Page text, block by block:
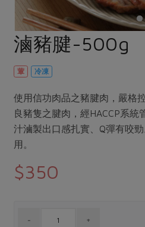
調味醬料/南北貨 烘
休閒零嘴 沖
保健食品
美妝保養 個
家庭清潔 織
日用品
防災用品
湯品．鍋物
漬物
主題食譜
異國料理
年菜食譜
更多當季產品
議題活動
主婦聯盟X樂齡網特約優惠案
2024農業發展計畫年度報告
更多議題活動
把最好的台灣味帶回家！
非基改運動 支
廢核運動 能
減添加物
公益金
更多議題
生活者e週報
硝酸鹽檢驗
社員權益
社務專區
選舉專區
最新消息
滷豬腱-500g
葷 冷凍
使用信功肉品之豬腱肉，嚴格
良豬隻之腱肉，經HACCP系統
汁滷製出口感扎實、Q彈有咬
用。
$350